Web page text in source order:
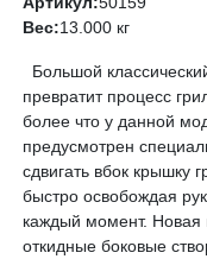
Вес:13.000 кг
Большой
превратит процесс
более что у данной
предусмотрен
сдвигать вбок крышку
быстро освобождая
каждый момент. Новая
откидные боковые